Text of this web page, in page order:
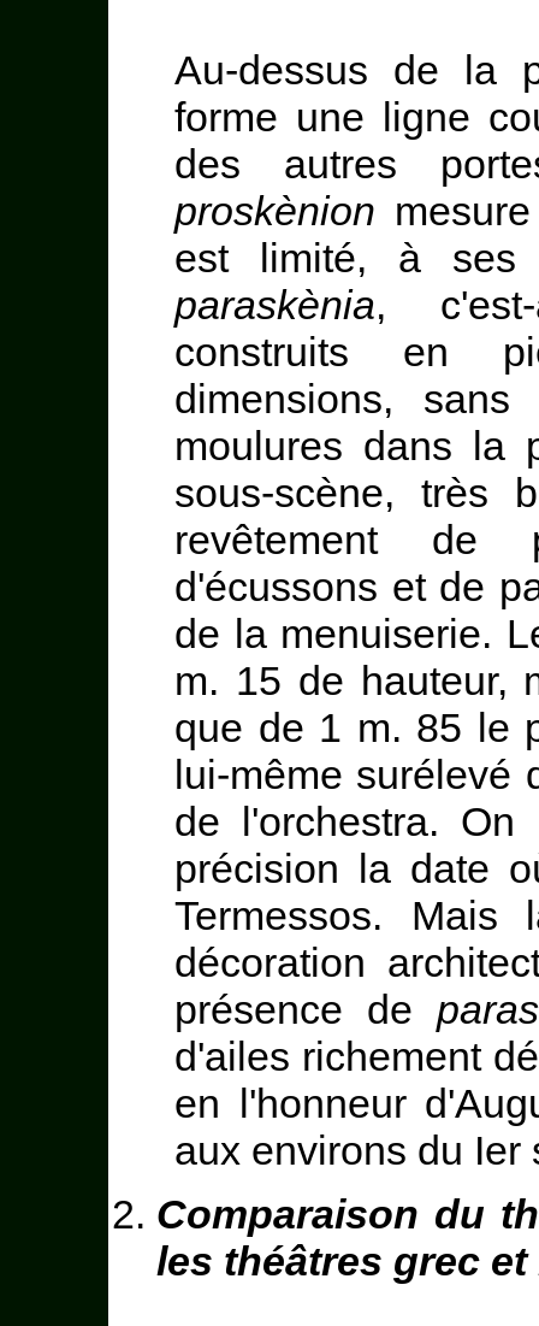
Au-dessus de la
forme une ligne
des autres
proskènion
est limité, à ses
paraskènia,
construits en
dimensions,
moulures dans la
sous-scène, très
revêtement de
d'écussons et de
de la menuiserie.
m. 15 de hauteur,
que de 1 m. 85 le
lui-même surélevé
de l'orchestra. On
précision la date
Termessos.
décoration
présence de
d'ailes richement
en l'honneur
aux environs du Ier
Comparaison du
les théâtres grec